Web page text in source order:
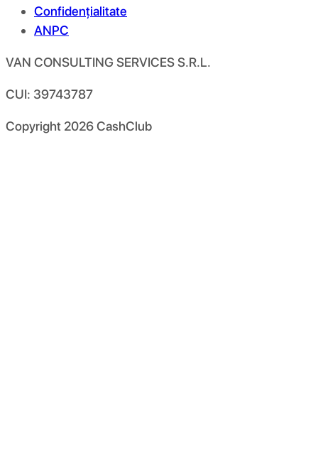
Confidențialitate
ANPC
VAN CONSULTING SERVICES S.R.L.
CUI: 39743787
Copyright 2026CashClub